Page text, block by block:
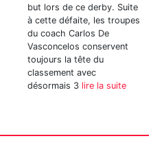
but lors de ce derby. Suite
à cette défaite, les troupes
du coach Carlos De
Vasconcelos conservent
toujours la tête du
classement avec
désormais 3 lire la suite